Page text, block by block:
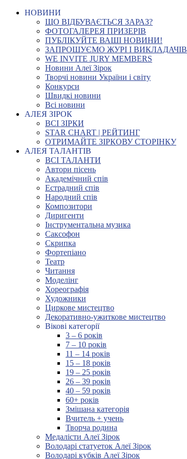
НОВИНИ
ЩО ВІДБУВАЄТЬСЯ ЗАРАЗ?
ФОТОГАЛЕРЕЯ ПРИЗЕРІВ
ПУБЛІКУЙТЕ ВАШІ НОВИНИ!
ЗАПРОШУЄМО ЖУРІ І ВИКЛАДАЧІВ
WE INVITE JURY MEMBERS
Новини Алеї Зірок
Творчі новини України і світу
Конкурси
Швидкі новини
Всі новини
АЛЕЯ ЗІРОК
ВСІ ЗІРКИ
STAR CHART | РЕЙТИНГ
ОТРИМАЙТЕ ЗІРКОВУ СТОРІНКУ
АЛЕЯ ТАЛАНТІВ
ВСІ ТАЛАНТИ
Автори пісень
Академічний спів
Естрадний спів
Народний спів
Композитори
Диригенти
Інструментальна музика
Саксофон
Скрипка
Фортепіано
Театр
Читання
Моделінг
Хореографія
Художники
Циркове мистецтво
Декоративно-ужиткове мистецтво
Вікові категорії
3 – 6 років
7 – 10 років
11 – 14 років
15 – 18 років
19 – 25 років
26 – 39 років
40 – 59 років
60+ років
Змішана категорія
Вчитель + учень
Творча родина
Медалісти Алеї Зірок
Володарі статуеток Алеї Зірок
Володарі кубків Алеї Зірок